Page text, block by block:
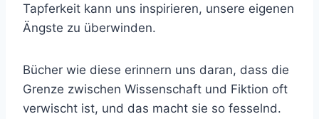
Tapferkeit kann uns inspirieren, unsere eigenen
Ängste zu überwinden.
Bücher wie diese erinnern uns daran, dass die
Grenze zwischen Wissenschaft und Fiktion oft
verwischt ist, und das macht sie so fesselnd.